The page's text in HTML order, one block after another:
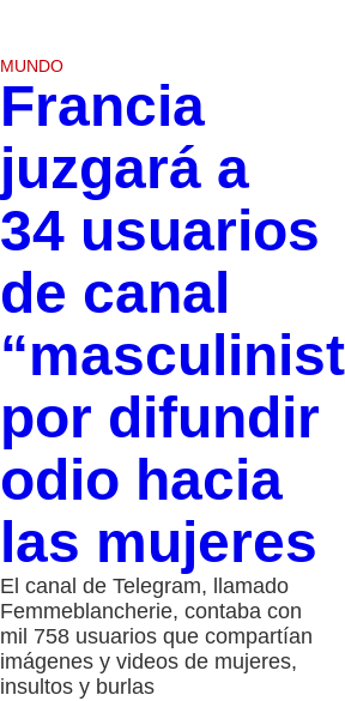
MUNDO
Francia
juzgará a
34 usuarios
de canal
por difundir
odio hacia
las mujeres
El canal de Telegram, llamado
Femmeblancherie, contaba con
mil 758 usuarios que compartían
imágenes y videos de mujeres,
insultos y burlas